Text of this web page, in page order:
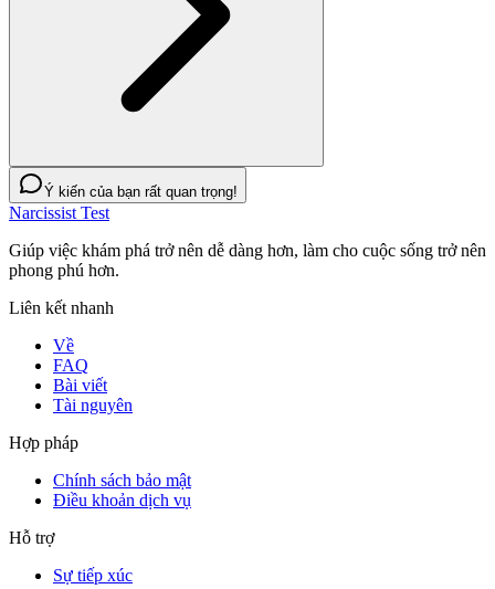
Ý kiến của bạn rất quan trọng!
Narcissist Test
Giúp việc khám phá trở nên dễ dàng hơn, làm cho cuộc sống trở nên
phong phú hơn.
Liên kết nhanh
Về
FAQ
Bài viết
Tài nguyên
Hợp pháp
Chính sách bảo mật
Điều khoản dịch vụ
Hỗ trợ
Sự tiếp xúc